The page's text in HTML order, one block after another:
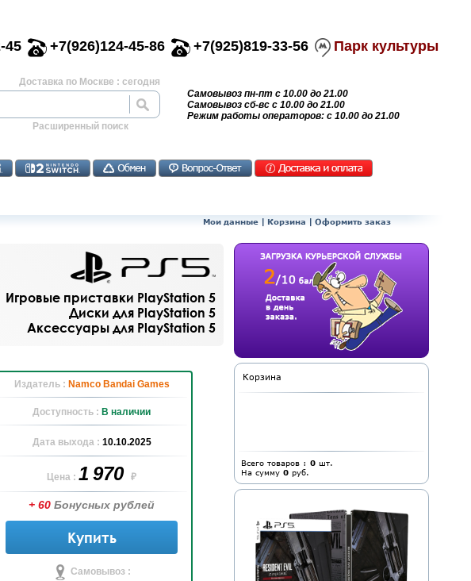
45 +7(926)124-45-86 +7(925)819-33-56 Парк культуры
Доставка по Москве : сегодня
Расширенный поиск
Самовывоз пн-пт с 10.00 до 21.00
Самовывоз сб-вс с 10.00 до 21.00
Режим работы операторов: с 10.00 до 21.00
Мои данные | Корзина | Оформить заказ
Игровые приставки PlayStation 5
Диски для PlayStation 5
Аксессуары для PlayStation 5
Издатель : Namco Bandai Games
Доступность : В наличии
Дата выхода : 10.10.2025
Цена : 1 970 ₽
+ 60 Бонусных рублей
Купить
Самовывоз :
Корзина
Всего товаров : 0 шт.
На сумму 0 руб.